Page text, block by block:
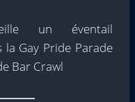
un éventail
la Gay Pride Parade
Bar Crawl